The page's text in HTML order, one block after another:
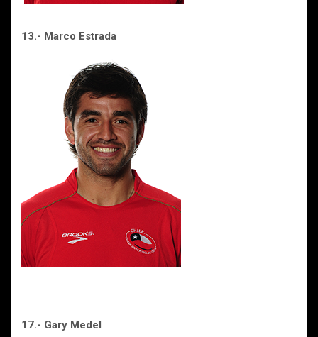
13.- Marco Estrada
17.- Gary Medel